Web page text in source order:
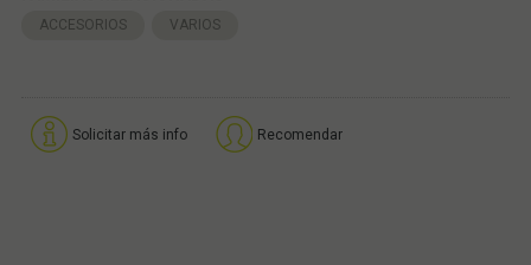
ACCESORIOS VARIOS
Solicitar más info Recomendar